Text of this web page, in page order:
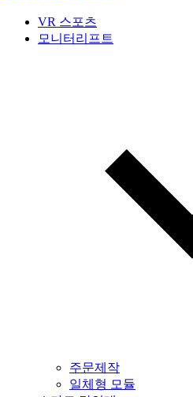
VR 스포츠
모니터리프트
주문제작
일체형 모듈